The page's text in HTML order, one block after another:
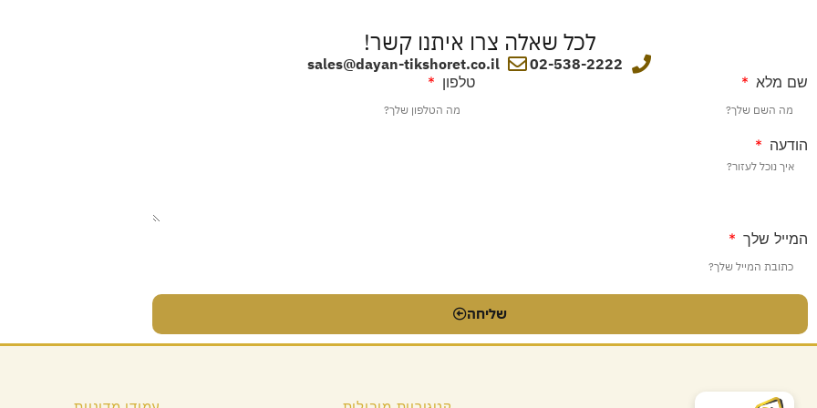
לכל שאלה צרו איתנו קשר!
02-538-2222
sales@dayan-tikshoret.co.il
שם מלא טלפון
הודעה
המייל שלך
שליחה